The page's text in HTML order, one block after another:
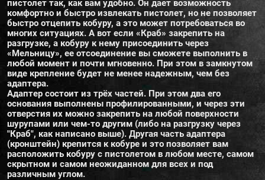
пистолет так, как вам удобно. Он дает возможность
комфортно и быстро извлекать пистолет, но не позволяет
быстро отцепить кобуру, а это может потребоваться во
многих ситуациях. А вот если «Краб» закрепить на
разгрузке, а кобуру к нему присоединить через
«Мельницу», ее отсоединение вы сможете выполнить в
любой момент и почти мгновенно. При этом в замкнутом
виде крепление будет не менее надежным, чем без
адаптера.
Адаптер состоит из трёх частей. При этом два его
основания выполнены профилированными, и через эти
отверстия их можно закрепить на любой поверхности
шурупами или чем-то другим (либо на разгрузку через
"Краб", как написано выше). Другая часть адаптера
(кронштейн) крепится к кобуре и это позволяет вам
расположить кобуру с пистолетом в любом месте, самом
скрытном и самом неожиданном для всех и под
различным углом.